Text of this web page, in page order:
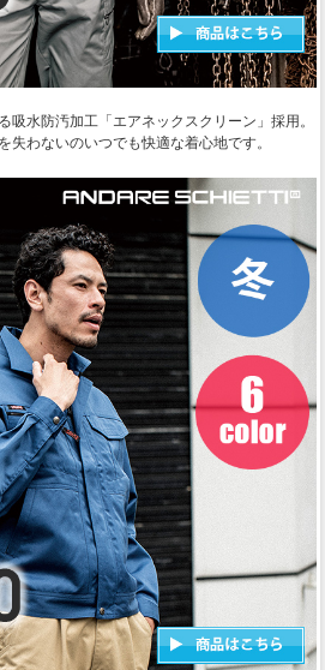
吸水防汚加工「エアネックスクリーン」採用。
失わないのいつでも快適な着心地です。